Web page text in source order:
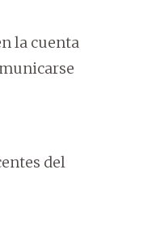
la cuenta
del